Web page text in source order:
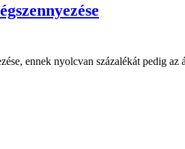
ennek nyolcvan százalékát pedig